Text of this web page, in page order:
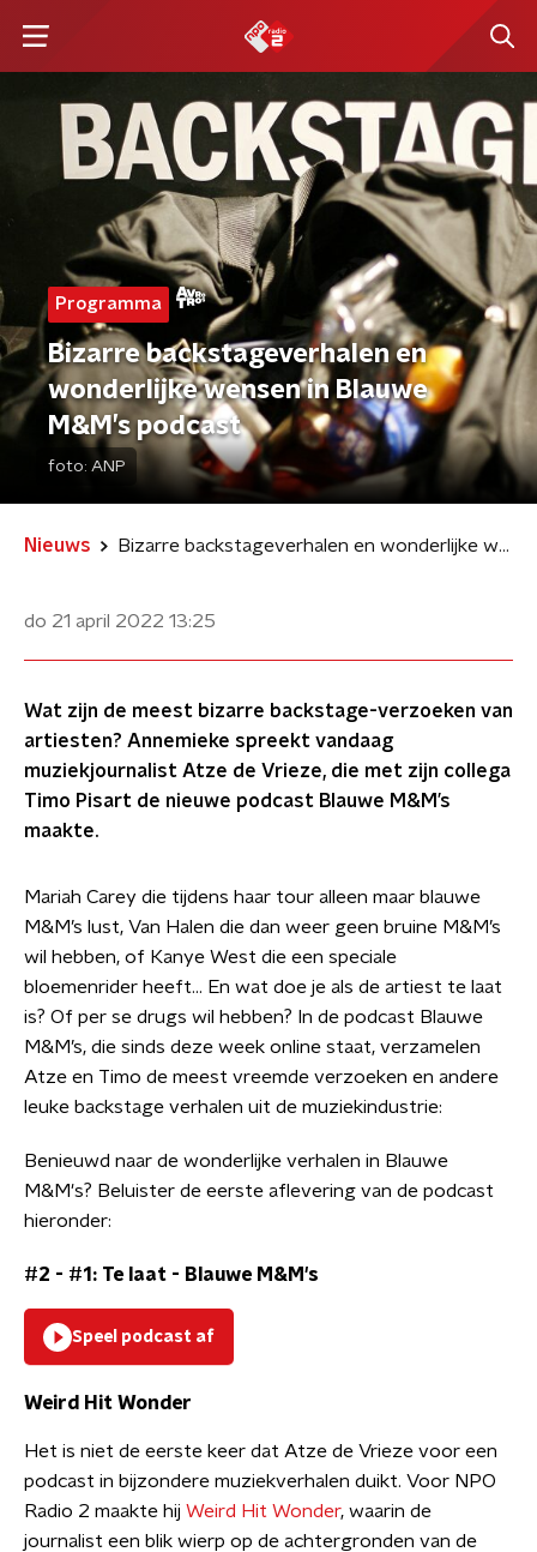
Programma
Bizarre backstageverhalen en
wonderlijke wensen in Blauwe
M&M’s podcast
foto: ANP
Nieuws Bizarre backstageverhalen en wonderlijke wensen in Blauwe M&M’s podcast
do 21 april 2022 13:25
Wat zijn de meest bizarre backstage-verzoeken van
artiesten? Annemieke spreekt vandaag
muziekjournalist Atze de Vrieze, die met zijn collega
Timo Pisart de nieuwe podcast Blauwe M&M’s
maakte.
Mariah Carey die tijdens haar tour alleen maar blauwe
M&M’s lust, Van Halen die dan weer geen bruine M&M’s
wil hebben, of Kanye West die een speciale
bloemenrider heeft… En wat doe je als de artiest te laat
is? Of per se drugs wil hebben? In de podcast Blauwe
M&M’s, die sinds deze week online staat, verzamelen
Atze en Timo de meest vreemde verzoeken en andere
leuke backstage verhalen uit de muziekindustrie:
Benieuwd naar de wonderlijke verhalen in Blauwe
M&M's? Beluister de eerste aflevering van de podcast
hieronder:
#2 - #1: Te laat - Blauwe M&M's
Speel podcast af
Weird Hit Wonder
Het is niet de eerste keer dat Atze de Vrieze voor een
podcast in bijzondere muziekverhalen duikt. Voor NPO
Radio 2 maakte hij Weird Hit Wonder, waarin de
journalist een blik wierp op de achtergronden van de